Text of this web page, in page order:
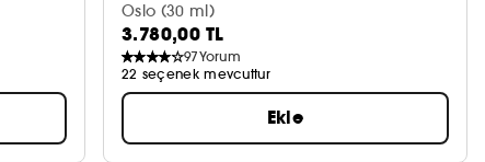
Oslo (30 ml)
3.780,00 TL
97Yorum
22 seçenek mevcuttur
Ekle